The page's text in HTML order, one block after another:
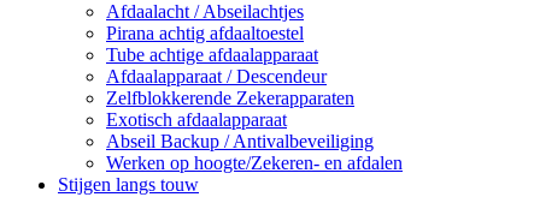
Afdaalacht / Abseilachtjes
Pirana achtig afdaaltoestel
Tube achtige afdaalapparaat
Afdaalapparaat / Descendeur
Zelfblokkerende Zekerapparaten
Exotisch afdaalapparaat
Abseil Backup / Antivalbeveiliging
Werken op hoogte/Zekeren- en afdalen
Stijgen langs touw